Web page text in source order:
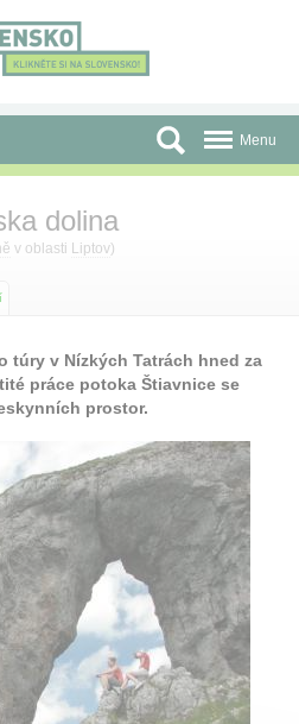
Menu
dolina
v oblasti Liptov)
túry v Nízkých Tatrách hned za
práce potoka Štiavnice se
prostor.